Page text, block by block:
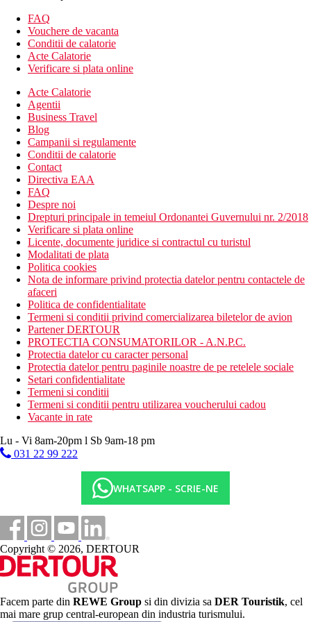
Suita Junior
televizor
Wi-Fi (gratuit)
aer conditionat individual
sanitare proprii (baie, uscator de par, toaleta)
set pentru prepararea ceaiului si cafelei
telefon
mini-bar
seif
balcon sau terasa
Cazare contra cost
Suita Junior cu vedere la mare
Descrierea hotelului
hol de intrare cu receptie
restaurantul principal
restaurante tematice (italiane, asiatice)
restaurant pe plaja
lounge bar
piscina (sezlonguri si prosoape gratuite)
piscina numai pentru adulti
mini club
clubul adolescentilor
piscina pentru copii
magazin cu suveniruri
Descrierea plajei
nisipos
sezlonguri si prosoape gratuit
Activitati sportive gratuite
fitness
tenis (echipament contra cost)
volei pe plaja
tenis de masa
bocce
intrarea in rezervatia naturala Domaine de l´Etoile
(transfer contra cost)
sporturi acvatice selectate conform ofertei (de exemplu,
programe de seara
zid de catarare
polo
gimnastica acvatica
Activitati sportive contra cost
centru SPA
inchirieri auto
FAQ
Vouchere de vacanta
Conditii de calatorie
Acte Calatorie
Verificare si plata online
Acte Calatorie
Agentii
Business Travel
Blog
Campanii si regulamente
Conditii de calatorie
Contact
Directiva EAA
FAQ
Despre noi
Drepturi principale in temeiul Ordonantei Guvernului nr. 2/2018
Verificare si plata online
Licente, documente juridice si contractul cu turistul
Modalitati de plata
Politica cookies
Nota de informare privind protectia datelor pentru contactele de
afaceri
Politica de confidentialitate
Termeni si conditii privind comercializarea biletelor de avion
Partener DERTOUR
PROTECTIA CONSUMATORILOR - A.N.P.C.
Protectia datelor cu caracter personal
Protectia datelor pentru paginile noastre de pe retelele sociale
Setari confidentialitate
Termeni si conditii
Termeni si conditii pentru utilizarea voucherului cadou
Vacante in rate
Lu - Vi 8am-20pm l Sb 9am-18 pm
031 22 99 222
WHATSAPP - SCRIE-NE
Copyright © 2026, DERTOUR
Facem parte din REWE Group si din divizia sa DER Touristik, cel
mai mare grup central-european din industria turismului.